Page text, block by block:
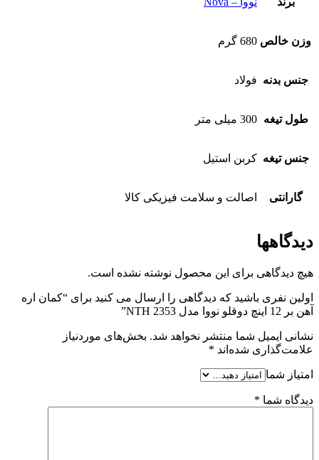
وزن خالص 680 گرم
جنس بدنه فولاد
طول تیغه 300 میلی متر
جنس تیغه کربن استیل
گارانتی اصالت و سلامت فیزیکی کالا
دیدگاهها
هیچ دیدگاهی برای این محصول نوشته نشده است.
اولین نفری باشید که دیدگاهی را ارسال می کنید برای “کمان اره
آهن بر 12 اینچ دوقلو نووا مدل NTH 2353”
نشانی ایمیل شما منتشر نخواهد شد. بخش‌های موردنیاز
علامت‌گذاری شده‌اند *
امتیاز شما
دیدگاه شما *